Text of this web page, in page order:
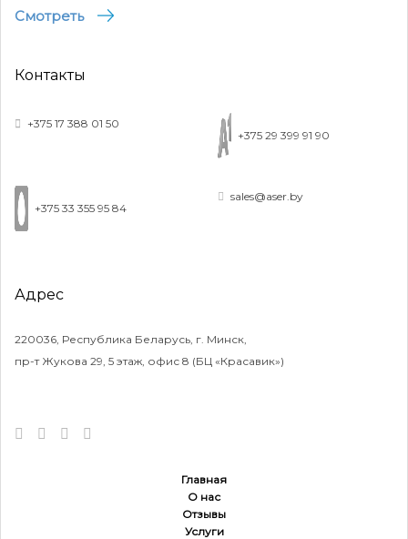
Смотреть
Контакты
+375 17 388 01 50
+375 29 399 91 90
+375 33 355 95 84
sales@aser.by
Адрес
220036, Республика Беларусь, г. Минск,
пр-т Жукова 29, 5 этаж, офис 8 (БЦ «Красавик»)
Главная
О нас
Отзывы
Услуги